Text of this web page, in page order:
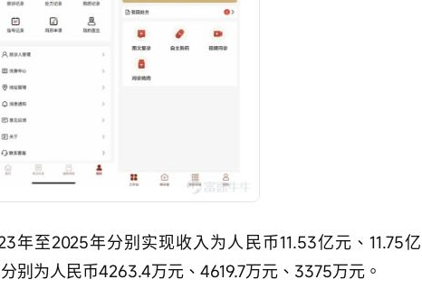
年至2025年分别实现收入为人民币11.53亿元、11.75亿
别为人民币4263.4万元、4619.7万元、3375万元。